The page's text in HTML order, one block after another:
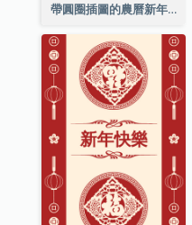
帶圓圈插圖的農曆新年快樂賀卡